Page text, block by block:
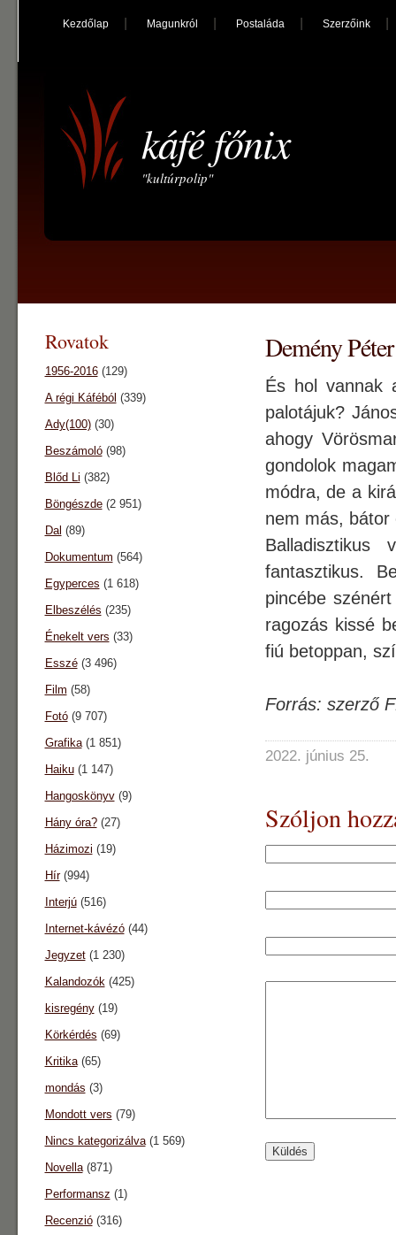
Kezdőlap Magunkról Postaláda Szerzőink
káfé főnix
"kultúrpolip"
Demény
És hol vannak
palotájuk?
ahogy
gondolok
módra, de a
nem más, bátor
Balladisztikus
fantasztikus.
pincébe
ragozás kissé
fiú betoppan,
Forrás: szerző
2022. június 25.
Szóljon
Rovatok
1956-2016(129)
A régi Káféból (339)
Ady(100)(30)
Beszámoló(98)
Blőd Li (382)
Böngészde(2 951)
Dal (89)
Dokumentum (564)
Egyperces (1 618)
Elbeszélés (235)
Énekelt vers (33)
Esszé(3 496)
Film (58)
Fotó(9 707)
Grafika(1 851)
Haiku(1 147)
Hangoskönyv(9)
Hány óra?(27)
Házimozi (19)
Hír(994)
Interjú(516)
Internet-kávézó(44)
Jegyzet(1 230)
Kalandozók(425)
kisregény(19)
Körkérdés (69)
Kritika(65)
mondás (3)
Mondott vers (79)
Nincs kategorizálva(1 569)
Novella(871)
Performansz (1)
Recenzió(316)